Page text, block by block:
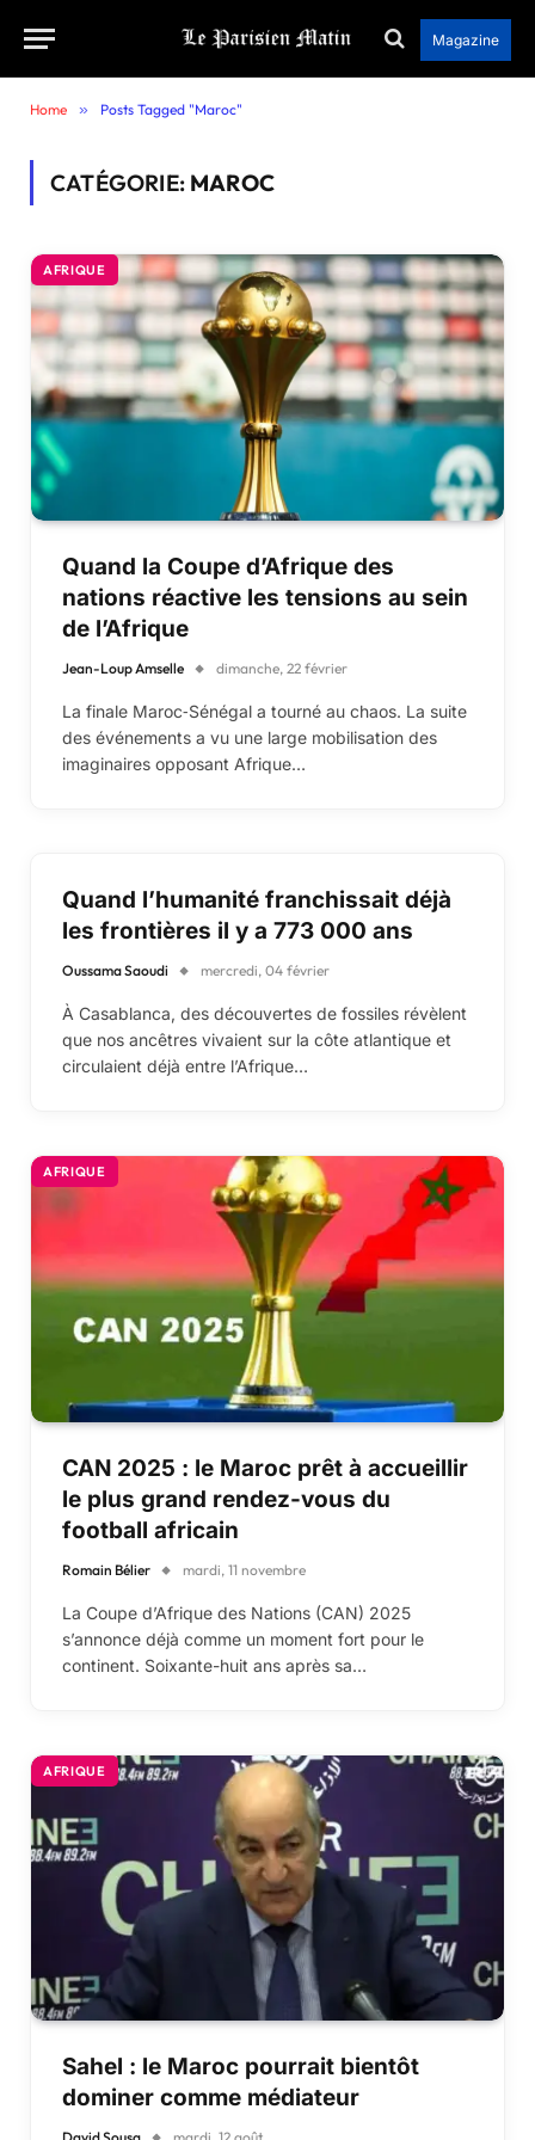
Magazine
Home » Posts Tagged "Maroc"
CATÉGORIE: MAROC
AFRIQUE
Quand la Coupe d’Afrique des
nations réactive les tensions au sein
de l’Afrique
Jean-Loup Amselle dimanche, 22 février
La finale Maroc‑Sénégal a tourné au chaos. La suite
des événements a vu une large mobilisation des
imaginaires opposant Afrique…
Quand l’humanité franchissait déjà
les frontières il y a 773 000 ans
Oussama Saoudi mercredi, 04 février
À Casablanca, des découvertes de fossiles révèlent
que nos ancêtres vivaient sur la côte atlantique et
circulaient déjà entre l’Afrique…
AFRIQUE
CAN 2025 : le Maroc prêt à accueillir
le plus grand rendez-vous du
football africain
Romain Bélier mardi, 11 novembre
La Coupe d’Afrique des Nations (CAN) 2025
s’annonce déjà comme un moment fort pour le
continent. Soixante-huit ans après sa…
AFRIQUE
Sahel : le Maroc pourrait bientôt
dominer comme médiateur